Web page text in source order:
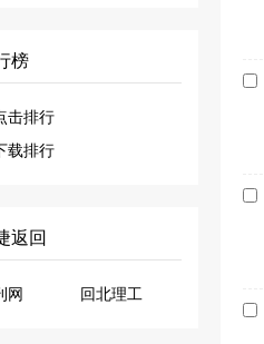
榜
击排行
载排行
返回
网 回北理工